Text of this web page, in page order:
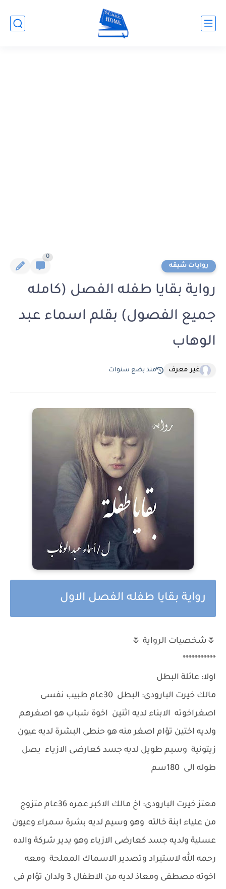
روايات شيقه
0
رواية بقايا طفله الفصل (كامله
جميع الفصول) بقلم اسماء عبد
الوهاب
غير معرف منذ بضع سنوات
رواية بقايا طفله الفصل الاول
🌷شخصيات الرواية 🌷
***********
اولا: عائلة البطل
مالك خيرت البارودى: البطل 30عام طبيب نفسى
اصغراخوته الابناء لديه اثنين اخوة شباب هو اصغرهم
ولديه اختين تؤام اصغر منه هو حنطى البشرة لديه عيون
زيتونية وسيم طويل لديه جسد كعارضى الازياء يصل
طوله الى 180سم
معتز خيرت البارودى: اخ مالك الاكبر عمره 36عام متزوج
من علياء ابنة خالته وهو وسيم لديه بشرة سمراء وعيون
عسلية ولديه جسد كعارضى الازياء وهو يدير شركة والده
رحمه الله لاستيراد وتصدير الاسماك المملحة ومعه
اخوته مصطفى ومعاذ لديه من الاطفال 3 ولدان تؤام فى